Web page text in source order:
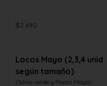
$2.690
Locos Mayo (2,3,4 unid
según tamaño)
(Salsa verde y Papas Mayo)